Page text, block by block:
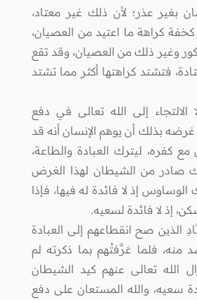
بغير عذر؛ لأن ذلك غير معتاد،
كراهة ما اعتيد من العصيان،
وغير ذلك من العصيان، وقد تقع
فتشتد كراهتها أكثر مما تشتد
الالتجاء إلى الله تعالى في دفع
بذلك أن يوهم الإنسان أنه قد
مع كفره، ليترك العبادة والطاعة،
صادر من الشيطان لهذا الغرض
إذ لا فائدة له فيها، فإذا
إذ لا فائدة لسعيه.
الذين صح انقطاعهم إلى العبادة
منه، فلما عَرَّفتُهم بما ذكرته لم
الله تعالى عنهم كيد الشيطان
سعيه، والله المستعان على دفع